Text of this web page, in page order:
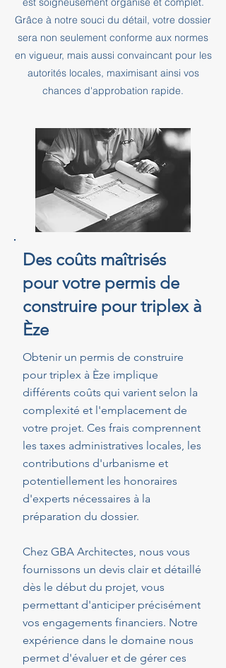
Grâce à notre souci du détail, votre dossier
sera non seulement conforme aux normes
en vigueur, mais aussi convaincant pour les
autorités locales, maximisant ainsi vos
chances d'approbation rapide.
Des coûts maîtrisés
pour votre permis de
construire pour triplex à
Èze
Obtenir un permis de construire
pour triplex à Èze implique
différents coûts qui varient selon la
complexité et l'emplacement de
votre projet. Ces frais comprennent
les taxes administratives locales, les
contributions d'urbanisme et
potentiellement les honoraires
d'experts nécessaires à la
préparation du dossier.
Chez GBA Architectes, nous vous
fournissons un devis clair et détaillé
dès le début du projet, vous
permettant d'anticiper précisément
vos engagements financiers. Notre
expérience dans le domaine nous
permet d'évaluer et de gérer ces